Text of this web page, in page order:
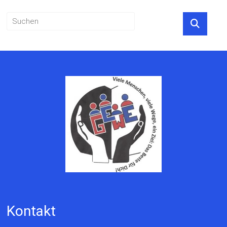
Kontakt